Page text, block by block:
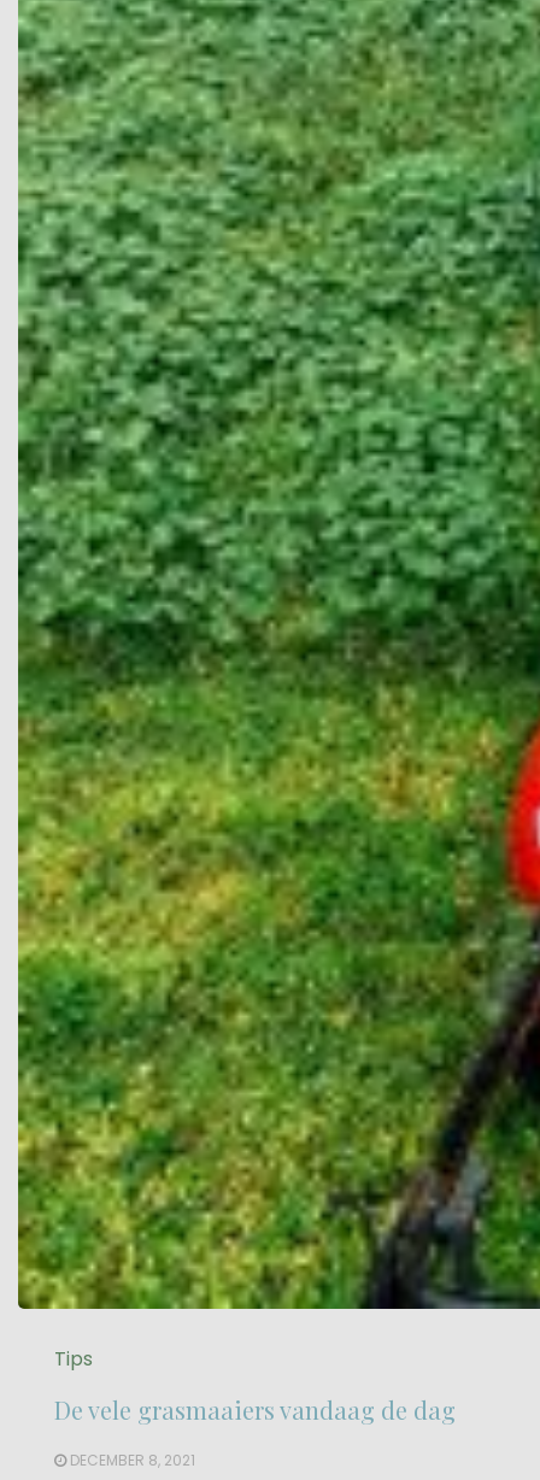
Tips
De vele grasmaaiers vandaag de dag
DECEMBER 8, 2021